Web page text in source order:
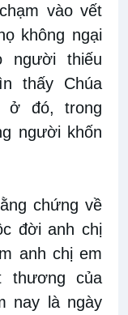
vào vết
không ngại
người thiếu
thấy Chúa
ở đó, trong
người khốn
chứng về
đời anh chị
anh chị em
thương của
nay là ngày